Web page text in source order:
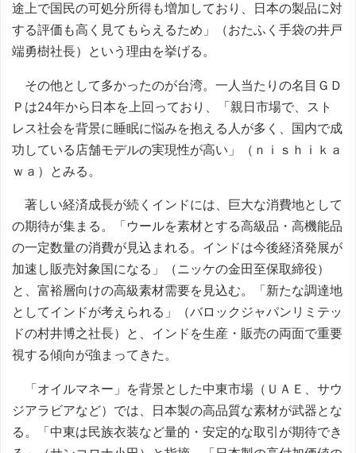
途上で国民の可処分所得も増加しており、日本の製品に対
する評価も高く見てもらえるため」（おたふく手袋の井戸
端勇樹社長）という理由を挙げる。
その他として多かったのが台湾。一人当たりの名目ＧＤ
Ｐは24年から日本を上回っており、「親日市場で、スト
レス社会を背景に睡眠に悩みを抱える人が多く、国内で成
功している店舗モデルの実現性が高い」（ｎｉｓｈｉｋａ
ｗａ）とみる。
著しい経済成長が続くインドには、巨大な消費地として
の期待が集まる。「ウールを素材とする高級品・高機能品
の一定数量の消費が見込まれる。インドは今後経済発展が
加速し販売対象国になる」（ニッケの金田至保取締役）
と、富裕層向けの高級素材需要を見込む。「新たな調達地
としてインドが考えられる」（バロックジャパンリミテッ
ドの村井博之社長）と、インドを生産・販売の両面で重要
視する傾向が強まってきた。
「オイルマネー」を背景とした中東市場（ＵＡＥ、サウ
ジアラビアなど）では、日本製の高品質な素材が武器とな
る。「中東は民族衣装など量的・安定的な取引が期待でき